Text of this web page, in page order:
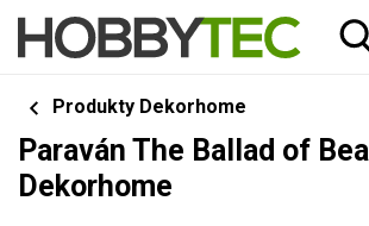
Produkty Dekorhome
Paraván The Ballad of
Dekorhome